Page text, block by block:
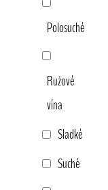
Polosuché
Ružové
vína
Sladké
Suché